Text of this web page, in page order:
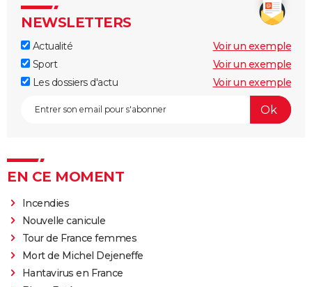
NEWSLETTERS
Actualité
Voir un exemple
Sport
Voir un exemple
Les dossiers d'actu
Voir un exemple
EN CE MOMENT
Incendies
Nouvelle canicule
Tour de France femmes
Mort de Michel Dejeneffe
Hantavirus en France